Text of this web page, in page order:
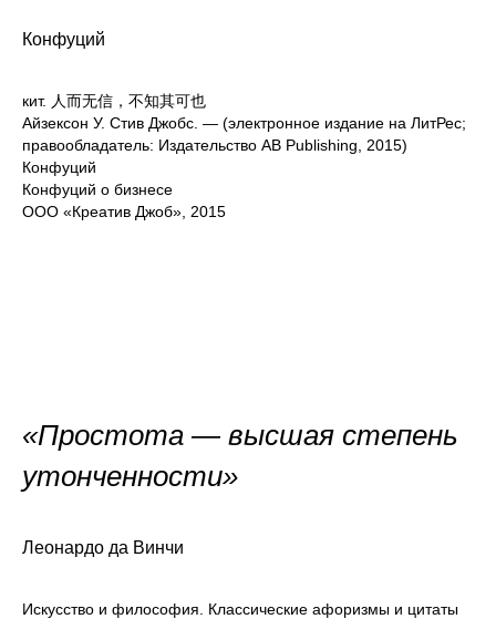
Конфуций
кит. 人而无信，不知其可也
Айзексон У. Стив Джобс. — (электронное издание на ЛитРес;
правообладатель: Издательство AB Publishing, 2015)
Конфуций
Конфуций о бизнесе
ООО «Креатив Джоб», 2015
«Простота — высшая степень
утонченности»
Леонардо да Винчи
Искусство и философия. Классические афоризмы и цитаты